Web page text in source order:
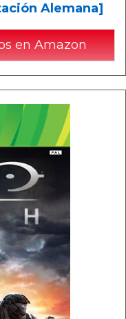
Alemana]
en Amazon